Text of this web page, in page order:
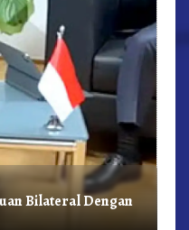
Bilateral Dengan